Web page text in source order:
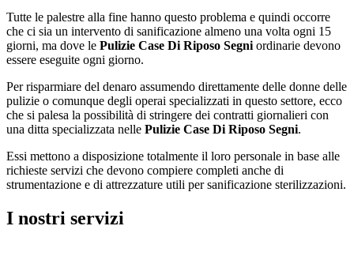
Tutte le palestre alla fine hanno questo problema e quindi occorre
che ci sia un intervento di sanificazione almeno una volta ogni 15
giorni, ma dove le Pulizie Case Di Riposo Segni ordinarie devono
essere eseguite ogni giorno.
Per risparmiare del denaro assumendo direttamente delle donne delle
pulizie o comunque degli operai specializzati in questo settore, ecco
che si palesa la possibilità di stringere dei contratti giornalieri con
una ditta specializzata nelle Pulizie Case Di Riposo Segni.
Essi mettono a disposizione totalmente il loro personale in base alle
richieste servizi che devono compiere completi anche di
strumentazione e di attrezzature utili per sanificazione sterilizzazioni.
I nostri servizi